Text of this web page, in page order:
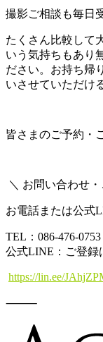
撮影ご相談も毎日
たくさん比較して
いう気持ちもあり
ださい。お持ち帰
いさせていただけ
皆さまのご予約・
＼ お問い合わせ
お電話または公式
TEL：086-476-0753
公式LINE：ご登録
https://lin.ee/
⸻